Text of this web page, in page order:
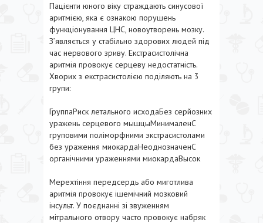
Пацієнти юного віку страждають синусової
аритмією, яка є ознакою порушень
функціонування ЦНС, новоутворень мозку.
З’являється у стабільно здорових людей під
час нервового зриву. Екстрасистолічна
аритмія провокує серцеву недостатність.
Хворих з екстрасистолією поділяють на 3
групи:
ГруппаРиск летального исходаБез серйозних
уражень серцевого мышцыМинималенС
груповими поліморфними экстрасистолами
без ураження миокардаНеоднозначенС
органічними ураженнями миокардаВысок
Мерехтіння передсердь або миготлива
аритмія провокує ішемічний мозковий
інсульт. У поєднанні зі звуженням
мітрального отвору часто провокує набряк